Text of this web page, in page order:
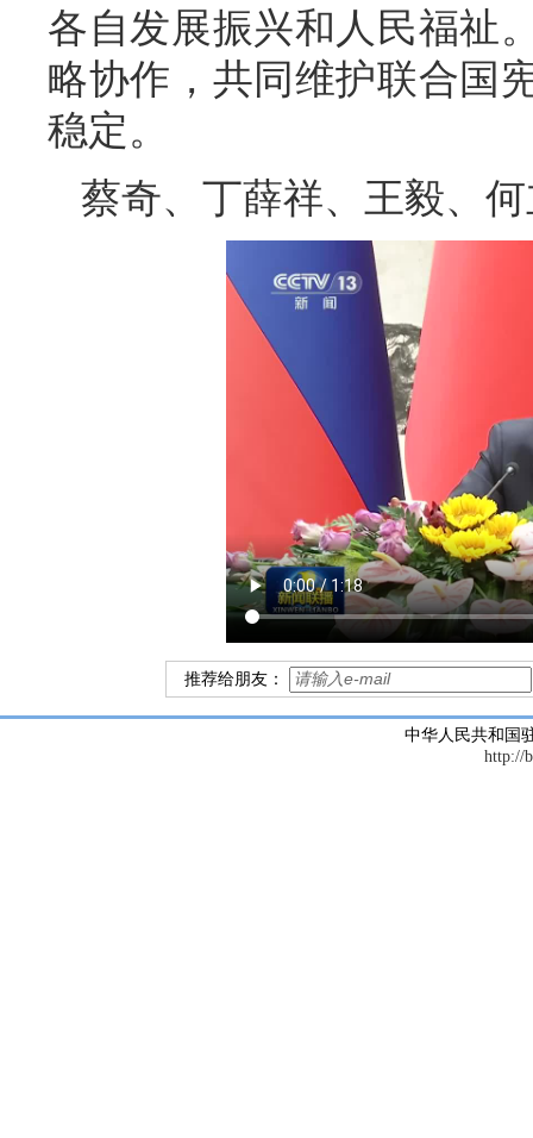
各自发展振兴和人民福祉
略协作，共同维护联合国
稳定。
蔡奇、丁薛祥、王毅、
推荐给朋友：
中华人民共和国
http://